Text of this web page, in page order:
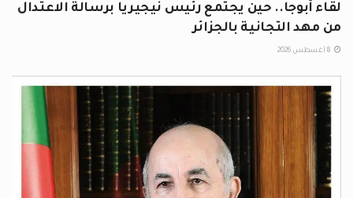
لقاء أبوجا.. حين يجتمع رئيس نيجيريا برسالة الاعتدال
من مهد التجانية بالجزائر